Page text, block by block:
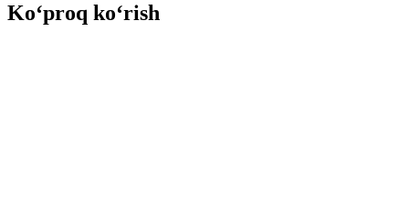
Ko‘proq ko‘rish